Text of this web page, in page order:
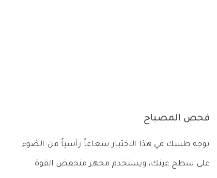
فحص المصباح
يوجه طبيبك في هذا الاختبار شعاعاً رأسياً من الضوء
على سطح عينك، ويستخدم مجهر منخفض القوة